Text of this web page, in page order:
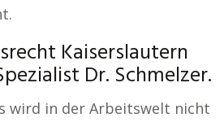
Kaiserslautern
Dr. Schmelzer.
wird in der Arbeitswelt nicht